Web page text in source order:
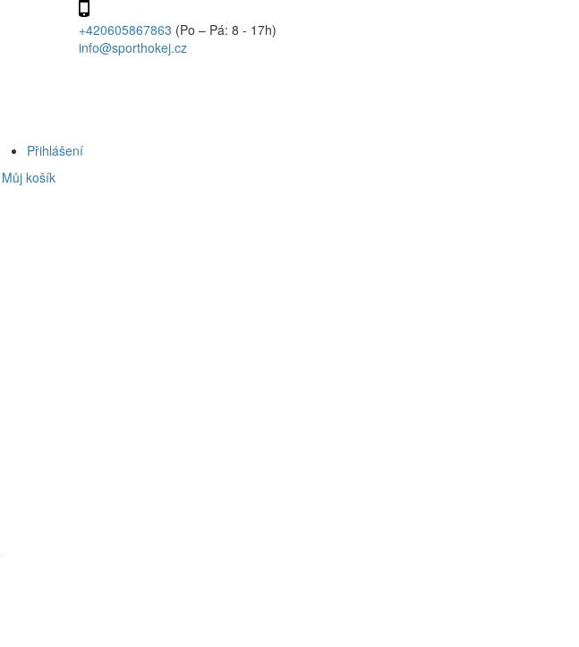
+420605867863 (Po – Pá: 8 - 17h)
info@sporthokej.cz
Přihlášení
Můj košík